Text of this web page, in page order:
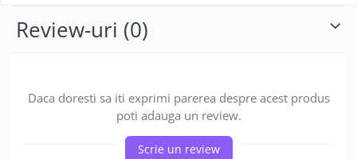
Review-uri (0)
Daca doresti sa iti exprimi parerea despre acest produs
poti adauga un review.
Scrie un review